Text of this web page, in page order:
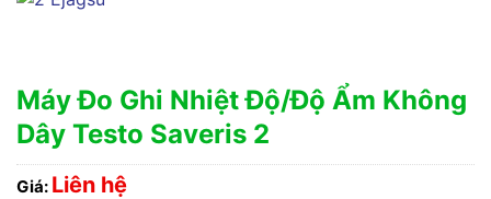
Máy Đo Ghi Nhiệt Độ/Độ Ẩm Không
Dây Testo Saveris 2
Giá: Liên hệ